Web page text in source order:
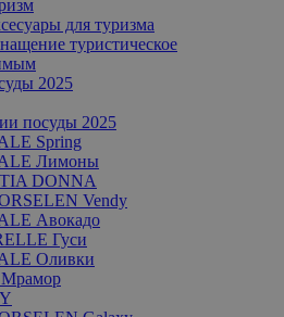
для туризма
туристическое
2025
посуды 2025
Spring
Лимоны
DONNA
Vendy
Авокадо
Гуси
Оливки